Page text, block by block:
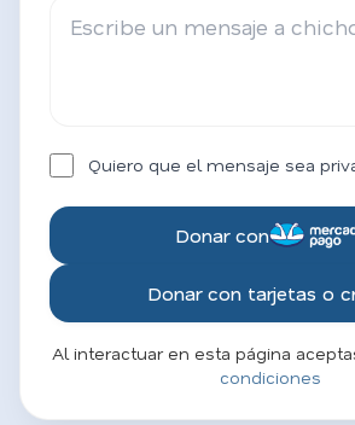
Quiero que el mensaje sea
Donar con
Donar con tarjetas o
Al interactuar en esta página
condiciones